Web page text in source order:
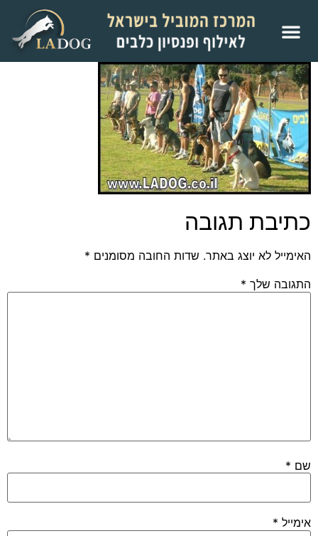
כתיבת תגובה
האימייל לא יוצג באתר. שדות החובה מסומנים *
התגובה שלך *
שם *
אימייל *